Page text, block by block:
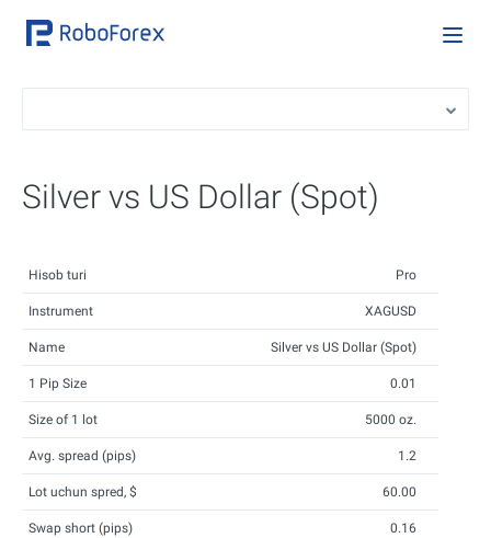
Silver vs US Dollar (Spot)
Hisob turi Pro
Instrument XAGUSD
Name Silver vs US Dollar (Spot)
1 Pip Size 0.01
Size of 1 lot 5000 oz.
Avg. spread (pips) 1.2
Lot uchun spred, $ 60.00
Swap short (pips) 0.16